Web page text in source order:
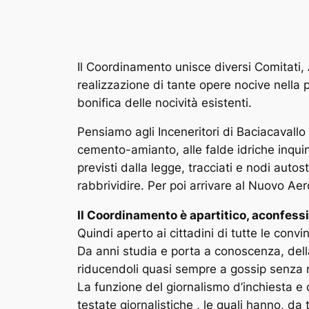
Il Coordinamento unisce diversi
realizzazione di tante opere nocive nella
bonifica delle nocività esistenti.
Pensiamo agli Inceneritori di
cemento-amianto, alle falde idriche
previsti dalla legge, tracciati e nodi
rabbrividire. Per poi arrivare al Nuovo
Il Coordinamento è apartitico,
Quindi aperto ai cittadini di tutte le
Da anni studia e porta a conoscenza,
riducendoli quasi sempre a gossip
La funzione del giornalismo d’inchiesta
testate giornalistiche , le quali hanno, da